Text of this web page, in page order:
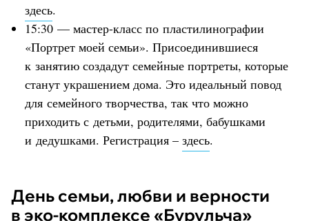
здесь.
15:30 — мастер-класс по пластилинографии
«Портрет моей семьи». Присоединившиеся
к занятию создадут семейные портреты, которые
станут украшением дома. Это идеальный повод
для семейного творчества, так что можно
приходить с детьми, родителями, бабушками
и дедушками. Регистрация – здесь.
День семьи, любви и верности
в эко-комплексе «Бурульча»